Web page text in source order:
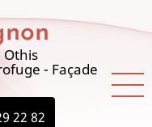
Othis
- Façade
22 82